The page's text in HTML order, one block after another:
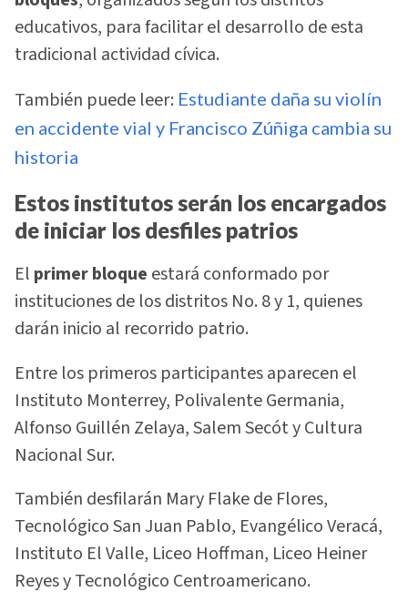
educativos, para facilitar el desarrollo de esta
tradicional actividad cívica.
También puede leer: Estudiante daña su violín
en accidente vial y Francisco Zúñiga cambia su
historia
Estos institutos serán los encargados
de iniciar los desfiles patrios
El primer bloque estará conformado por
instituciones de los distritos No. 8 y 1, quienes
darán inicio al recorrido patrio.
Entre los primeros participantes aparecen el
Instituto Monterrey, Polivalente Germania,
Alfonso Guillén Zelaya, Salem Secót y Cultura
Nacional Sur.
También desfilarán Mary Flake de Flores,
Tecnológico San Juan Pablo, Evangélico Veracá,
Instituto El Valle, Liceo Hoffman, Liceo Heiner
Reyes y Tecnológico Centroamericano.